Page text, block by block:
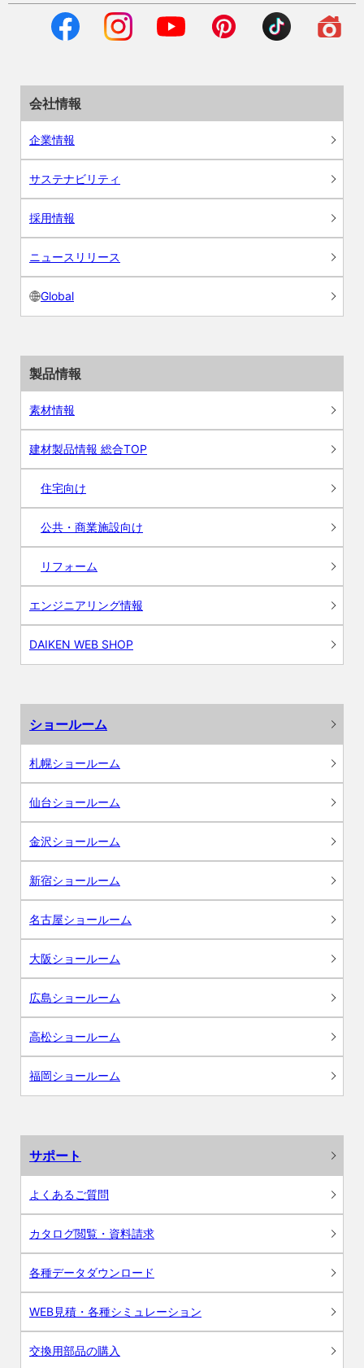
会社情報
企業情報
サステナビリティ
採用情報
ニュースリリース
Global
製品情報
素材情報
建材製品情報 総合TOP
住宅向け
公共・商業施設向け
リフォーム
エンジニアリング情報
DAIKEN WEB SHOP
ショールーム
札幌ショールーム
仙台ショールーム
金沢ショールーム
新宿ショールーム
名古屋ショールーム
大阪ショールーム
広島ショールーム
高松ショールーム
福岡ショールーム
サポート
よくあるご質問
カタログ閲覧・資料請求
各種データダウンロード
WEB見積・各種シミュレーション
交換用部品の購入